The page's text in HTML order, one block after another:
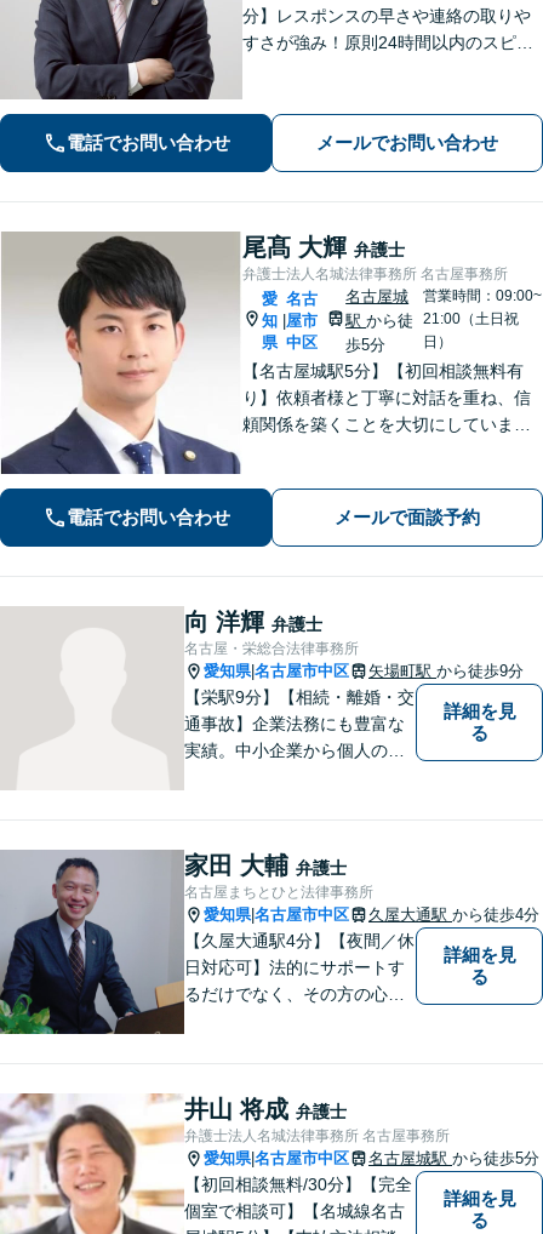
分】レスポンスの早さや連絡の取りや
すさが強み！原則24時間以内のスピー
費など幅広く対応できます【相続遺
言】不動産業者や司法書士とも連携可
電話でお問い合わせ メールでお問い合わせ
尾髙 大輝 弁護士
弁護士法人名城法律事務所 名古屋事務所
愛
知
県
名古
屋市
中区
名古屋城
駅から徒
歩5分
営業時間：09:00~
21:00（土日祝
日）
【名古屋城駅5分】【初回相談無料有
り】依頼者様と丁寧に対話を重ね、信
頼関係を築くことを大切にしていま
お任せください。納得感の高い、最善
の解決を目指して尽力いたします【土
電話でお問い合わせ メールで面談予約
向 洋輝 弁護士
名古屋・栄総合法律事務所
愛知県|名古屋市中区 矢場町駅 から徒歩9分
【栄駅9分】【相続・離婚・交
通事故】企業法務にも豊富な
実績。中小企業から個人の方
お困りのことがございました
ら、まずはお気軽にご相談く
ださい。
詳細を見
る
家田 大輔 弁護士
名古屋まちとひと法律事務所
愛知県|名古屋市中区 久屋大通駅 から徒歩4分
【久屋大通駅4分】【夜間／休
日対応可】法的にサポートす
るだけでなく、その方の心に
います。【地域に根ざした弁
護士】離婚問題／相続問題／
交通事故など幅広い法律トラ
ブルに対応。
詳細を見
る
井山 将成 弁護士
弁護士法人名城法律事務所 名古屋事務所
愛知県|名古屋市中区 名古屋城駅 から徒歩5分
【初回相談無料/30分】【完全
個室で相談可】【名城線名古
詳細を見
る